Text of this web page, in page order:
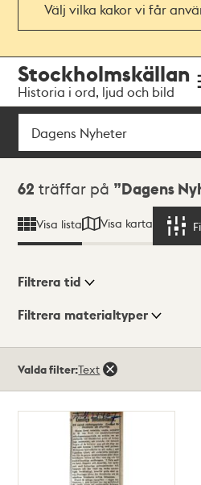
Välj vilka kakor vi får
navigationen
huvudinnehållet
Stockholmskällan
Historia i ord, ljud och bild
Sök
Sökresultat
62 träffar på Dagens
Visa lista Visa karta
Visningsläge
Filtrera tid
Filtrera materialtyper
träffar
Valda filter:Text